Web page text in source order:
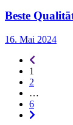
Beste
16. Mai 2024
1
2
…
6